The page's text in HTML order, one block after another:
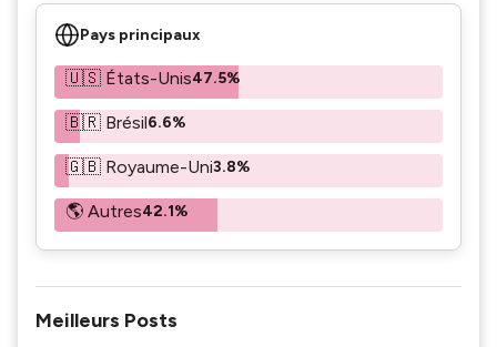
Pays principaux
🇺🇸 États-Unis47.5%
🇧🇷 Brésil6.6%
🇬🇧 Royaume-Uni3.8%
🌎 Autres42.1%
Meilleurs Posts